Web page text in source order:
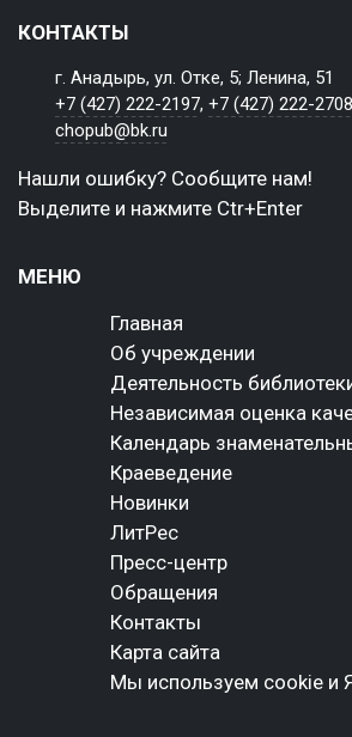
КОНТАКТЫ
г. Анадырь, ул. Отке, 5; Ленина, 51
+7 (427) 222-2197,+7 (427) 222-2708
chopub@bk.ru
Нашли ошибку? Сообщите нам!
Выделите и нажмите Ctr+Enter
МЕНЮ
Главная
Об учреждении
Деятельность
Независимая оценка
Календарь
Краеведение
Новинки
ЛитРес
Пресс-центр
Обращения
Контакты
Карта сайта
Мы используем cookie и